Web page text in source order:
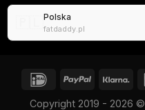
Polska
fatdaddy.pl
Copyright 2019 - 2026 ©